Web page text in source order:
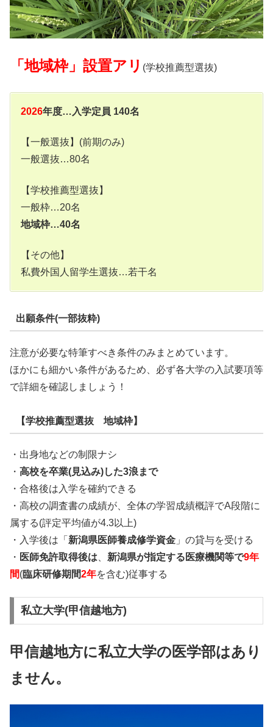
「地域枠」設置アリ (学校推薦型選抜)
2026年度…入学定員 140名
【一般選抜】(前期のみ)
一般選抜…80名
【学校推薦型選抜】
一般枠…20名
地域枠…40名
【その他】
私費外国人留学生選抜…若干名
出願条件(一部抜粋)
注意が必要な特筆すべき条件のみまとめています。
ほかにも細かい条件があるため、必ず各大学の入試要項等
で詳細を確認しましょう！
【学校推薦型選抜 地域枠】
・出身地などの制限ナシ
・ 高校を卒業(見込み)した3浪まで
・合格後は入学を確約できる
・高校の調査書の成績が、全体の学習成績概評でA段階に
属する(評定平均値が4.3以上)
・入学後は「 新潟県医師養成修学資金 」の貸与を受ける
・ 医師免許取得後は 新潟県が指定する医療機関等で9年
間(臨床研修期間2年を含む)従事する
私立大学(甲信越地方)
甲信越地方に私立大学の医学部はあり
ません。